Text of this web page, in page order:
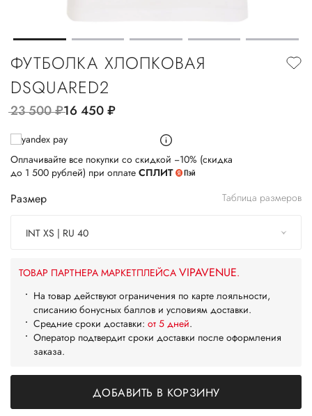
ФУТБОЛКА ХЛОПКОВАЯ
DSQUARED2
23 500руб.16 450руб.
Оплачивайте все покупки со скидкой −10% (скидка
до 1 500 рублей) при оплате СПЛИТ
Размер Таблица размеров
INT XS | RU 40
ТОВАР ПАРТНЕРА МАРКЕТПЛЕЙСА VIPAVENUE.
На товар действуют ограничения по карте лояльности,
списанию бонусных баллов и условиям доставки.
Средние сроки доставки: от 5 дней.
Оператор подтвердит сроки доставки после оформления
заказа.
ДОБАВИТЬ В КОРЗИНУ